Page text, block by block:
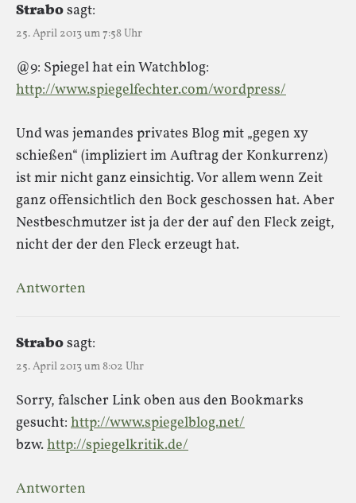
Strabosagt:
25. April 2013 um 7:58 Uhr
@9: Spiegel hat ein Watchblog:
http://www.spiegelfechter.com/wordpress/
Und was jemandes privates Blog mit „gegen xy
schießen“ (impliziert im Auftrag der Konkurrenz)
ist mir nicht ganz einsichtig. Vor allem wenn Zeit
ganz offensichtlich den Bock geschossen hat. Aber
Nestbeschmutzer ist ja der der auf den Fleck zeigt,
nicht der der den Fleck erzeugt hat.
Antworten
Strabosagt:
25. April 2013 um 8:02 Uhr
Sorry, falscher Link oben aus den Bookmarks
gesucht: http://www.spiegelblog.net/
bzw.http://spiegelkritik.de/
Antworten